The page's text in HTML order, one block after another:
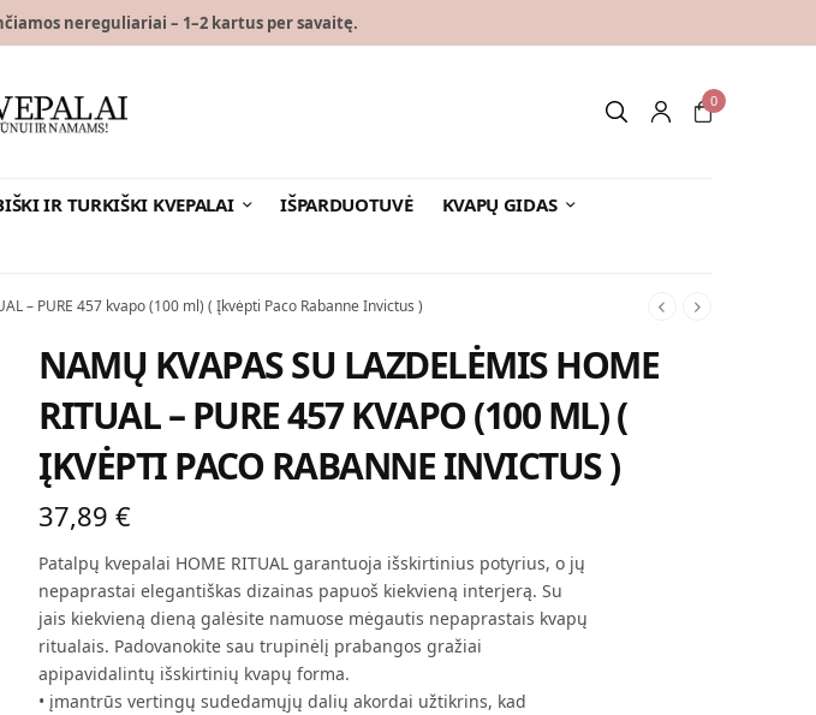
nereguliariai – 1–2 kartus per savaitę.
0
IR TURKIŠKI KVEPALAI IŠPARDUOTUVĖ
KVAPŲ GIDAS
– PURE 457 kvapo (100 ml) ( Įkvėpti Paco Rabanne Invictus )
NAMŲ KVAPAS SU LAZDELĖMIS HOME
RITUAL – PURE 457 KVAPO (100 ML) (
ĮKVĖPTI PACO RABANNE INVICTUS )
37,89€
Patalpų kvepalai HOME RITUAL garantuoja išskirtinius potyrius, o jų
nepaprastai elegantiškas dizainas papuoš kiekvieną interjerą. Su
jais kiekvieną dieną galėsite namuose mėgautis nepaprastais kvapų
ritualais. Padovanokite sau trupinėlį prabangos gražiai
apipavidalintų išskirtinių kvapų forma.
• įmantrūs vertingų sudedamųjų dalių akordai užtikrins, kad